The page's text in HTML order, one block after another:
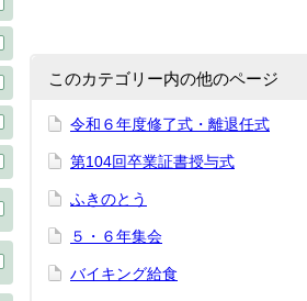
このカテゴリー内の他のページ
令和６年度修了式・離退任式
第104回卒業証書授与式
ふきのとう
５・６年集会
バイキング給食